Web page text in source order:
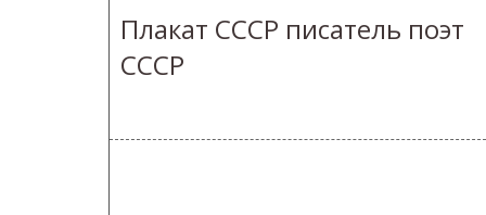
Плакат СССР писатель поэт
СССР